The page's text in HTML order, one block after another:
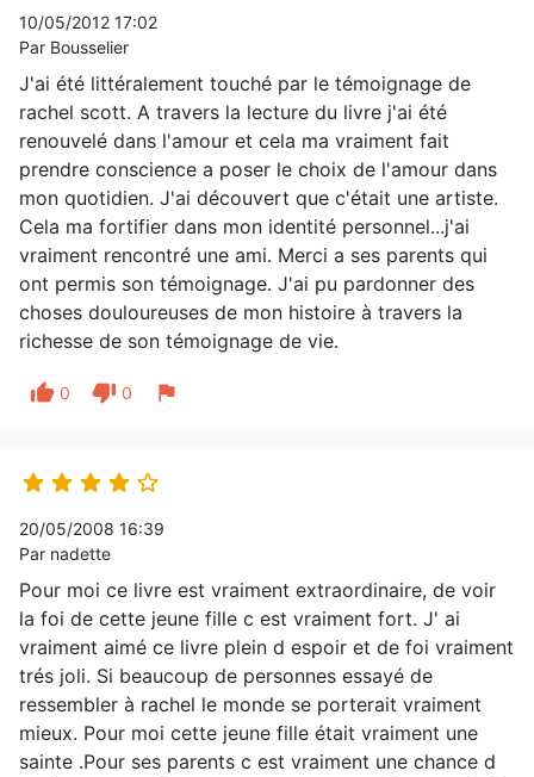
10/05/2012 17:02
Par Bousselier
J'ai été littéralement touché par le témoignage de
rachel scott. A travers la lecture du livre j'ai été
renouvelé dans l'amour et cela ma vraiment fait
prendre conscience a poser le choix de l'amour dans
mon quotidien. J'ai découvert que c'était une artiste.
Cela ma fortifier dans mon identité personnel...j'ai
vraiment rencontré une ami. Merci a ses parents qui
ont permis son témoignage. J'ai pu pardonner des
choses douloureuses de mon histoire à travers la
richesse de son témoignage de vie.
thumb_up 0 thumb_down 0 flag
    
20/05/2008 16:39
Par nadette
Pour moi ce livre est vraiment extraordinaire, de voir
la foi de cette jeune fille c est vraiment fort. J' ai
vraiment aimé ce livre plein d espoir et de foi vraiment
trés joli. Si beaucoup de personnes essayé de
ressembler à rachel le monde se porterait vraiment
mieux. Pour moi cette jeune fille était vraiment une
sainte .Pour ses parents c est vraiment une chance d